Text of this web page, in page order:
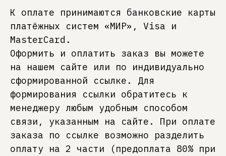
К оплате принимаются банковские карты
платёжных систем «МИР», Visa и
MasterCard.
Оформить и оплатить заказ вы можете
на нашем сайте или по индивидуально
сформированной ссылке. Для
формирования ссылки обратитесь к
менеджеру любым удобным способом
связи, указанным на сайте. При оплате
заказа по ссылке возможно разделить
оплату на 2 части (предоплата 80% при